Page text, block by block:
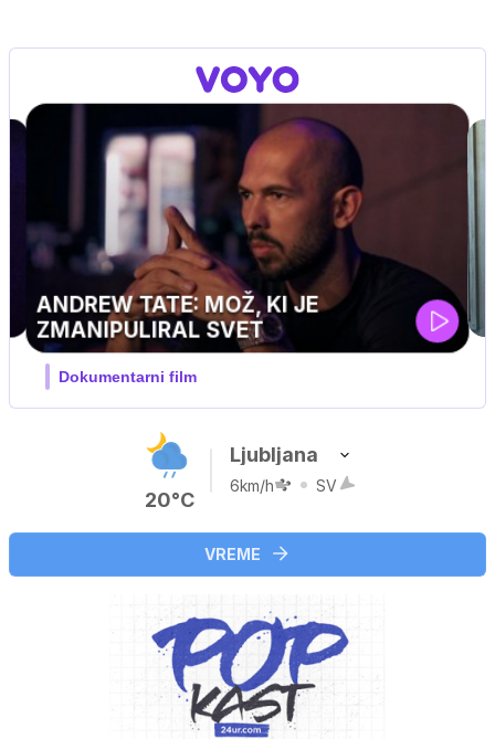
MOJ PRIJATELJ PINGVIN
Film meseca / družinski, pustolovski
20°C
Ljubljana
6km/h SV
VREME